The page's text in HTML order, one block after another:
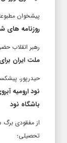
پیشخوان مطبوعات
روزنامه های شنبه ۳ مرداد ۱۴۰۵ /
رهبر انقلاب
ملت ایران
حیدرپور،
نود ارومیه
باشگاه نود
از مفقودی
تحصیلی؛